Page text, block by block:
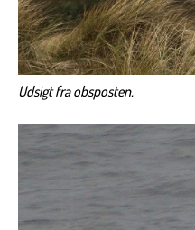
Udsigt fra obsposten.